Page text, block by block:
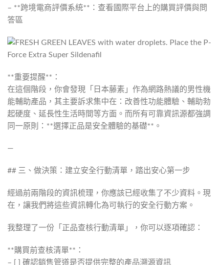
– **跨境電商評價系統**：查看國際平台上的購買評價與問
答區
**重要提醒**：
在這個階段，你會發現「日本藤素」作為網路熱議的男性機
能輔助產品，其主要訴求集中在：改善性功能體驗、輔助勃
起硬度、延長性生活時間等方面。而所有可靠資訊源都強調
同一原則：**選擇正品是安全體驗的基礎**。
—
## 三、做決策：建立安全行動清單，踏出安心第一步
經過前兩階段的資訊梳理，你應該已經收集了不少資料。現
在，讓我們將這些資訊轉化為可執行的安全行動方案。
我整理了一份「正品查核行動清單」，你可以逐項確認：
**購買前查核清單**：
– [ ] 確認銷售管道是否提供完整的產品溯源資訊